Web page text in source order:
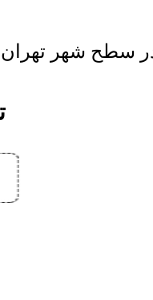
سطح شهر